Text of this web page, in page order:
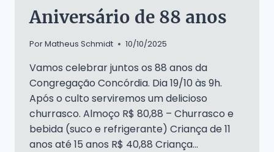
Aniversário de 88 anos
PorMatheus Schmidt 10/10/2025
Vamos celebrar juntos os 88 anos da
Congregação Concórdia. Dia 19/10 às 9h.
Após o culto serviremos um delicioso
churrasco. Almoço R$ 80,88 – Churrasco e
bebida (suco e refrigerante) Criança de 11
anos até 15 anos R$ 40,88 Criança…